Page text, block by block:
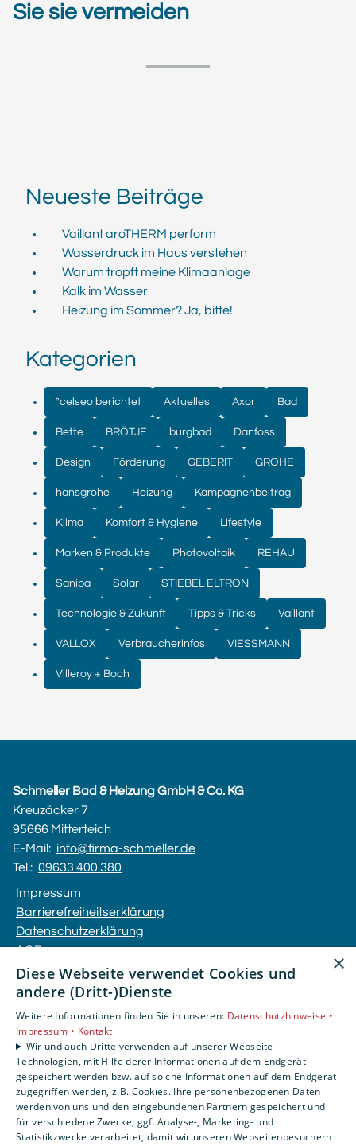
Sie sie vermeiden
Neueste Beiträge
Vaillant aroTHERM perform
Wasserdruck im Haus verstehen
Warum tropft meine Klimaanlage
Kalk im Wasser
Heizung im Sommer? Ja, bitte!
Kategorien
°celseo berichtet Aktuelles Axor Bad
Bette BRÖTJE burgbad Danfoss
Design Förderung GEBERIT GROHE
hansgrohe Heizung Kampagnenbeitrag
Klima Komfort & Hygiene Lifestyle
Marken & Produkte Photovoltaik REHAU
Sanipa Solar STIEBEL ELTRON
Technologie & Zukunft Tipps & Tricks Vaillant
VALLOX Verbraucherinfos VIESSMANN
Villeroy + Boch
Schmeller Bad & Heizung GmbH & Co. KG
Kreuzäcker 7
95666 Mitterteich
E-Mail: info@firma-schmeller.de
Tel.: 09633 400 380
Impressum
Barrierefreiheitserklärung
Datenschutzerklärung
AGB
Unsere Bereiche
Gewerbekunden
Karriere
Unternehmen
Kontakt
×
Diese Webseite verwendet Cookies und
andere (Dritt-)Dienste
Weitere Informationen finden Sie in unseren: Datenschutzhinweise •
Impressum • Kontakt
Wir und auch Dritte verwenden auf unserer Webseite
Technologien, mit Hilfe derer Informationen auf dem Endgerät
gespeichert werden bzw. auf solche Informationen auf dem Endgerät
zugegriffen werden, z.B. Cookies. Ihre personenbezogenen Daten
werden von uns und den eingebundenen Partnern gespeichert und
für verschiedene Zwecke, ggf. Analyse-, Marketing- und
Statistikzwecke verarbeitet, damit wir unseren Webseitenbesuchern